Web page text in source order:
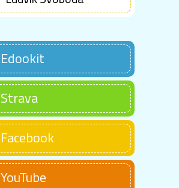
Edookit
Strava
Facebook
YouTube